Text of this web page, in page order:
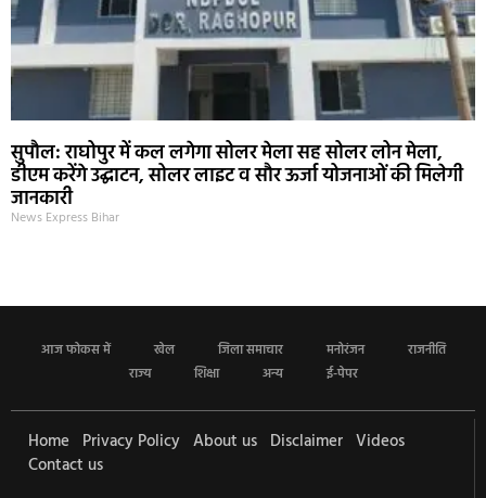
सुपौल: राघोपुर में कल लगेगा सोलर मेला सह सोलर लोन मेला,
डीएम करेंगे उद्घाटन, सोलर लाइट व सौर ऊर्जा योजनाओं की मिलेगी
जानकारी
News Express Bihar
आज फोकस में खेल जिला समाचार मनोरंजन
राजनीति
राज्य
शिक्षा अन्य ई-पेपर
Home Privacy Policy About us Disclaimer Videos
Contact us